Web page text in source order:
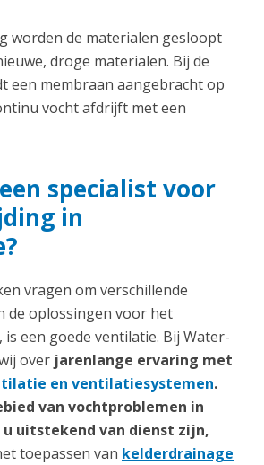
worden de materialen gesloopt
droge materialen. Bij de
een membraan aangebracht op
vocht afdrijft met een
specialist voor
in
vragen om verschillende
de oplossingen voor het
een goede ventilatie. Bij Water-
over jarenlange ervaring met
en ventilatiesystemen.
van vochtproblemen in
uitstekend van dienst zijn,
toepassen van kelderdrainage